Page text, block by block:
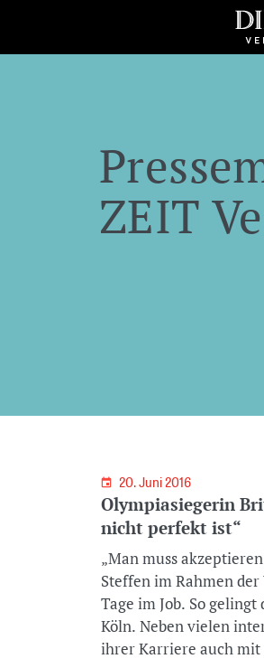
ZEIT
20. Juni 2016
Olympiasiegerin
nicht perfekt ist“
„Man muss
Steffen im Rahmen
Tage im Job. So
Köln. Neben vielen
ihrer Karriere auch mit